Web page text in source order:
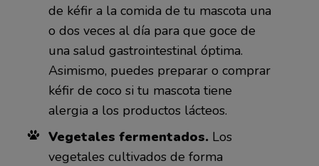
de kéfir a la comida de tu mascota una
o dos veces al día para que goce de
una salud gastrointestinal óptima.
Asimismo, puedes preparar o comprar
kéfir de coco si tu mascota tiene
alergia a los productos lácteos.
Vegetales fermentados. Los
vegetales cultivados de forma